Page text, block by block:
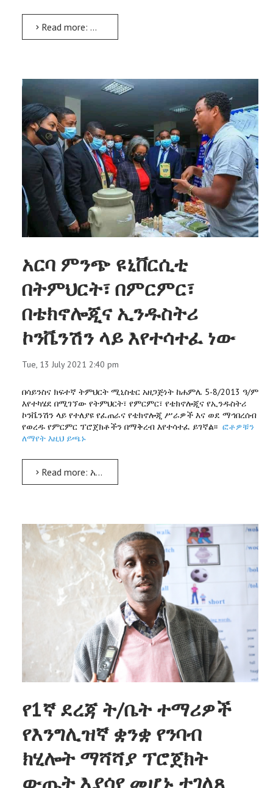
Read more: Habitat fragmentation destroying Kafa Biosphere Reserve: Dr Mulatu
አርባ ምንጭ ዩኒቨርሲቲ
በትምህርት፣ በምርምር፣
በቴክኖሎጂና ኢንዱስትሪ
ኮንቬንሽን ላይ እየተሳተፈ ነው
Tue, 13 July 2021 2:40 pm
በሳይንስና ክፍተኛ ትምህርት ሚኒስቴር አዘጋጅነት ከሐምሌ 5-8/2013 ዓ/ም
እየተካሄደ በሚገኘው የትምህርት፣ የምርምር፣ የቴክኖሎጂና የኢንዱስትሪ
ኮንቬንሽን ላይ የተለያዩ የፈጠራና የቴክኖሎጂ ሥራዎች እና ወደ ማኅበረሰብ
የወረዱ የምርምር ፕሮጀክቶችን በማቅረብ እየተሳተፈ ይገኛል፡፡ ፎቶዎቹን
ለማየት እዚህ ይጫኑ
Read more: አርባ ምንጭ ዩኒቨርሲቲ በትምህርት፣ በምርምር፣ በቴክኖሎጂና ኢንዱስትሪ ኮንቬንሽን ላይ እየተሳተፈ ነው
የ1ኛ ደረጃ ት/ቤት ተማሪዎች
የእንግሊዝኛ ቋንቋ የንባብ
ክሂሎት ማሻሻያ ፕሮጀክት
ውጤት እያሳየ መሆኑ ተገለጸ